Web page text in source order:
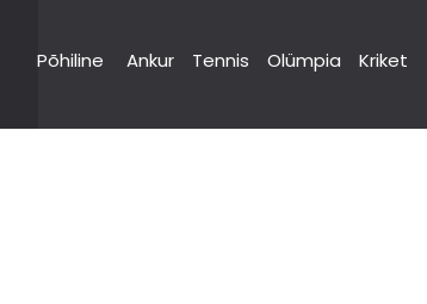
Põhiline Ankur Tennis Olümpia Kriket